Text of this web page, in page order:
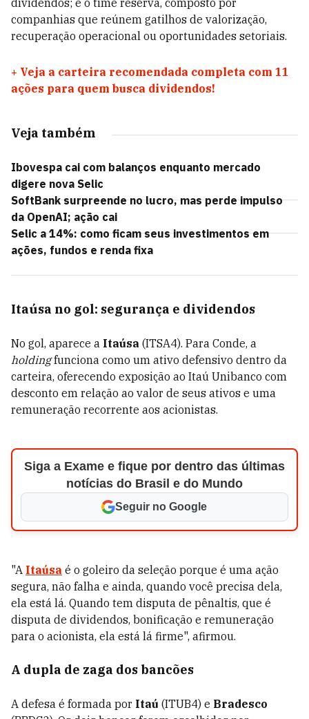
dividendos; e o time reserva, composto por
companhias que reúnem gatilhos de valorização,
recuperação operacional ou oportunidades setoriais.
+ Veja a carteira recomendada completa com 11
ações para quem busca dividendos!
Veja também
Ibovespa cai com balanços enquanto mercado
digere nova Selic
SoftBank surpreende no lucro, mas perde impulso
da OpenAI; ação cai
Selic a 14%: como ficam seus investimentos em
ações, fundos e renda fixa
Itaúsa no gol: segurança e dividendos
No gol, aparece a Itaúsa (ITSA4). Para Conde, a
holdingfunciona como um ativo defensivo dentro da
carteira, oferecendo exposição ao Itaú Unibanco com
desconto em relação ao valor de seus ativos e uma
remuneração recorrente aos acionistas.
Siga a Exame e fique por dentro das últimas
notícias do Brasil e do Mundo
Seguir no Google
"A Itaúsa é o goleiro da seleção porque é uma ação
segura, não falha e ainda, quando você precisa dela,
ela está lá. Quando tem disputa de pênaltis, que é
disputa de dividendos, bonificação e remuneração
para o acionista, ela está lá firme", afirmou.
A dupla de zaga dos bancões
A defesa é formada por Itaú (ITUB4) e Bradesco